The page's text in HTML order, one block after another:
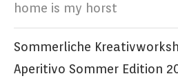
home is my horst
Sommerliche
Aperitivo Sommer Edition